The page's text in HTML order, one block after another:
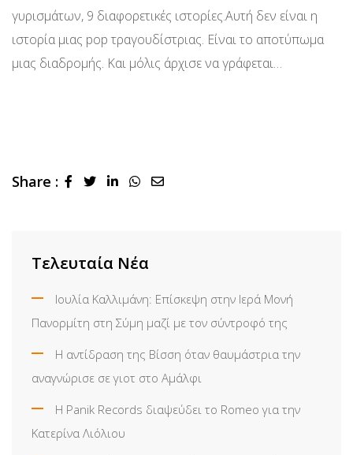
γυρισμάτων, 9 διαφορετικές ιστορίες.Αυτή δεν είναι η
ιστορία μιας pop τραγουδίστριας. Είναι το αποτύπωμα
μιας διαδρομής. Και μόλις άρχισε να γράφεται…
Share : LinkedInWhatsapp
Share
Τελευταία Νέα
Ιουλία Καλλιμάνη: Επίσκεψη στην Ιερά Μονή
Πανορμίτη στη Σύμη μαζί με τον σύντροφό της
Η αντίδραση της Βίσση όταν θαυμάστρια την
αναγνώρισε σε γιοτ στο Αμάλφι
Η Panik Records διαψεύδει το Romeo για την
Κατερίνα Λιόλιου